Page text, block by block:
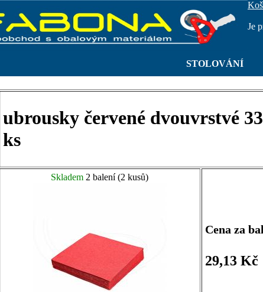
Je
STOLOVÁNÍ
ubrousky červené dvouvrstvé
ks
Skladem 2 balení (2 kusů)
Cena za
29,13 Kč